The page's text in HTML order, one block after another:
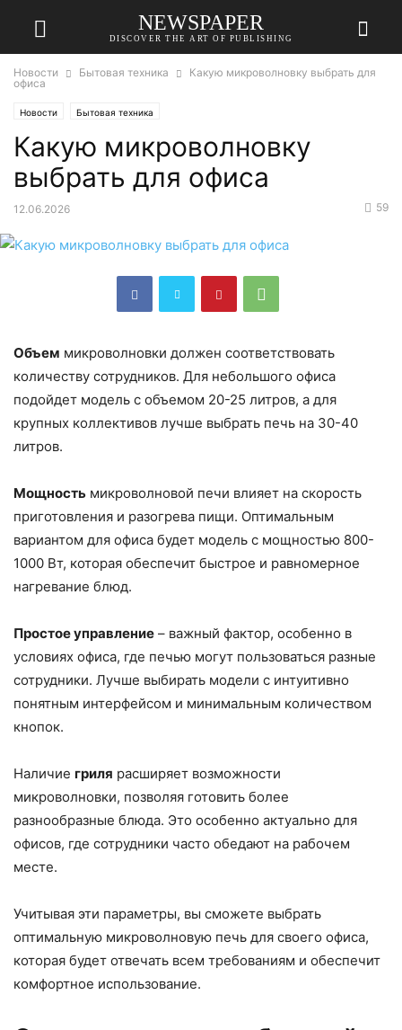
NEWSPAPER
DISCOVER THE ART OF PUBLISHING
Новости Бытовая техника
Какую микроволновку выбрать для
офиса
Новости Бытовая техника
Какую микроволновку
выбрать для офиса
12.06.2026 59
Объем микроволновки должен соответствовать
количеству сотрудников. Для небольшого офиса
подойдет модель с объемом 20-25 литров, а для
крупных коллективов лучше выбрать печь на 30-40
литров.
Мощность микроволновой печи влияет на скорость
приготовления и разогрева пищи. Оптимальным
вариантом для офиса будет модель с мощностью 800-
1000 Вт, которая обеспечит быстрое и равномерное
нагревание блюд.
Простое управление – важный фактор, особенно в
условиях офиса, где печью могут пользоваться разные
сотрудники. Лучше выбирать модели с интуитивно
понятным интерфейсом и минимальным количеством
кнопок.
Наличие гриля расширяет возможности
микроволновки, позволяя готовить более
разнообразные блюда. Это особенно актуально для
офисов, где сотрудники часто обедают на рабочем
месте.
Учитывая эти параметры, вы сможете выбрать
оптимальную микроволновую печь для своего офиса,
которая будет отвечать всем требованиям и обеспечит
комфортное использование.